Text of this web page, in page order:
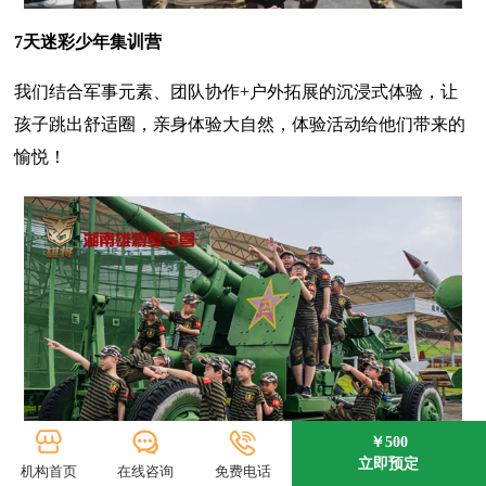
7天迷彩少年集训营
我们结合军事元素、团队协作+户外拓展的沉浸式体验，让
孩子跳出舒适圈，亲身体验大自然，体验活动给他们带来的
愉悦！
机构首页 在线咨询 免费电话
￥500
立即预定